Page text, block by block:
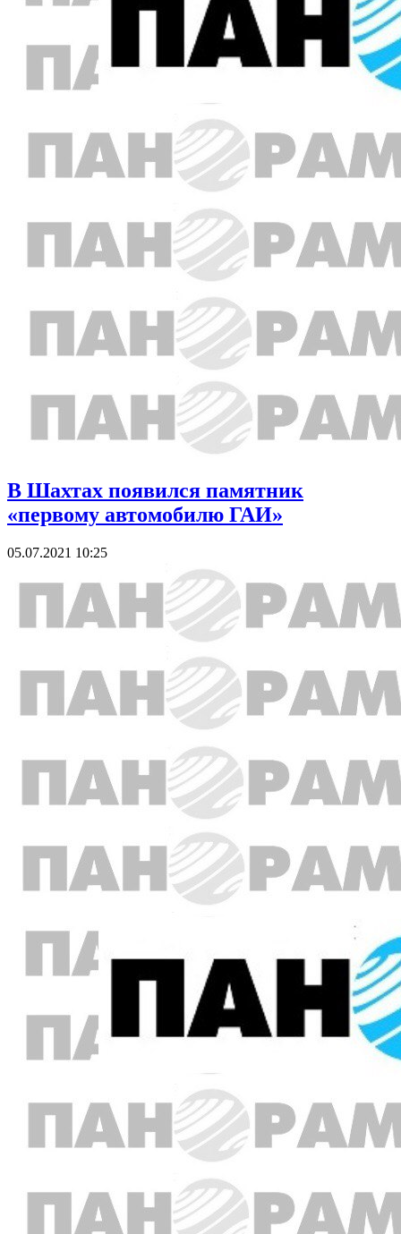
В Шахтах появился памятник
«первому автомобилю ГАИ»
05.07.2021 10:25